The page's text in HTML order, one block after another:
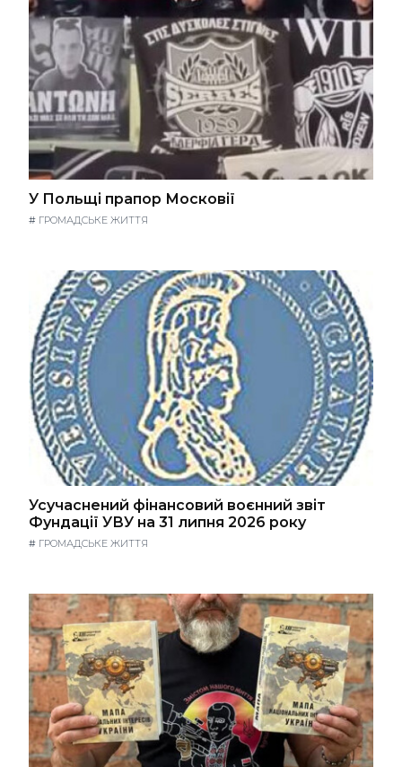
У Польщі прапор Московії
# ГРОМАДСЬКЕ ЖИТТЯ
Усучаснений фінансовий воєнний звіт
Фундації УВУ на 31 липня 2026 року
# ГРОМАДСЬКЕ ЖИТТЯ